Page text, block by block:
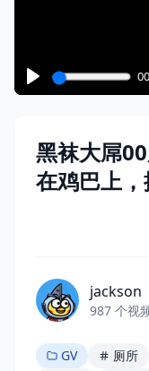
黑袜大屌
在鸡巴上
jackson
987 个视
GV 厕所